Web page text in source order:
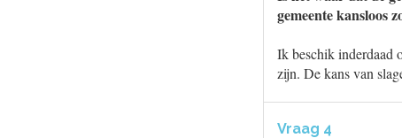
gemeente kansloos
Ik beschik inderdaad
zijn. De kans van
Vraag 4